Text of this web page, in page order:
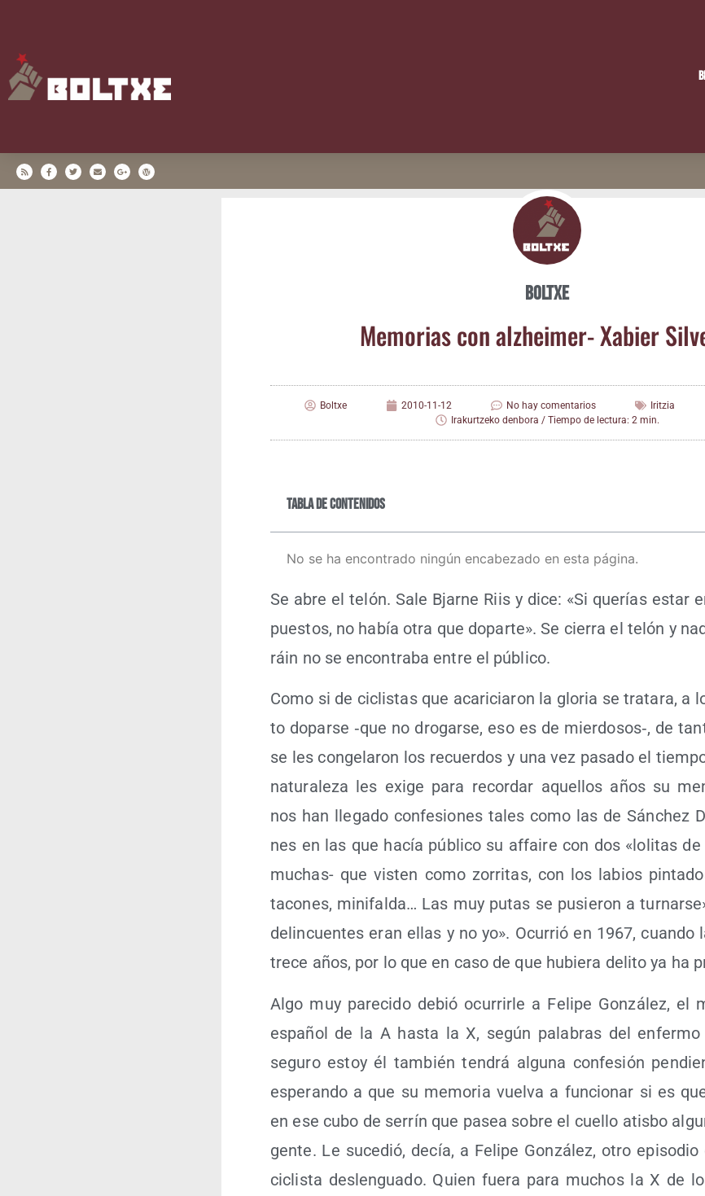
Boltxe
Memo­rias con alzhei­mer- Xabier
Boltxe 2010-11-12 No hay comentarios Iritzia
Irakurtzeko denbora / Tiempo de lectura: 2 min.
Tabla de contenidos
No se ha encontrado ningún encabezado en esta página.
Se abre el telón. Sale Bjar­ne Riis y dice: «Si que­rías estar
pues­tos, no había otra que dopar­te». Se cie­rra el telón y
ráin no se encon­tra­ba entre el público.
Como si de ciclis­tas que aca­ri­cia­ron la glo­ria se tra­ta­ra, a
to dopar­se ‑que no dro­gar­se, eso es de mierdosos‑, de
se les con­ge­la­ron los recuer­dos y una vez pasa­do el
natu­ra­le­za les exi­ge para recor­dar aque­llos años su
nos han lle­ga­do con­fe­sio­nes tales como las de Sán­chez
nes en las que hacía públi­co su affai­re con dos «loli­tas de
muchas- que vis­ten como zorri­tas, con los labios
taco­nes, mini­fal­da… Las muy putas se pusie­ron a
delin­cuen­tes eran ellas y no yo». Ocu­rrió en 1967, cuan­do
tre­ce años, por lo que en caso de que hubie­ra deli­to ya ha
Algo muy pare­ci­do debió ocu­rrir­le a Feli­pe Gon­zá­lez, el
espa­ñol de la A has­ta la X, según pala­bras del enfer­mo
segu­ro estoy él tam­bién ten­drá algu­na con­fe­sión
espe­ran­do a que su memo­ria vuel­va a fun­cio­nar si es
en ese cubo de serrín que pasea sobre el cue­llo atis­bo
gen­te. Le suce­dió, decía, a Feli­pe Gon­zá­lez, otro
ciclis­ta des­len­gua­do. Quien fue­ra para muchos la X de